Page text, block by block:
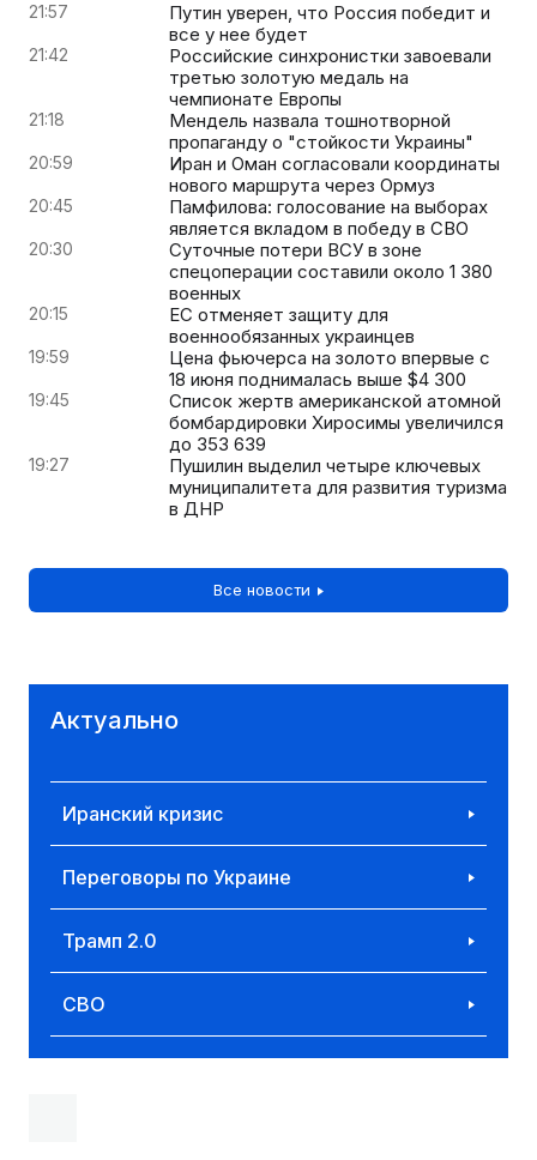
21:57
Путин уверен, что Россия победит и
все у нее будет
21:42
Российские синхронистки завоевали
третью золотую медаль на
чемпионате Европы
21:18
Мендель назвала тошнотворной
пропаганду о "стойкости Украины"
20:59
Иран и Оман согласовали координаты
нового маршрута через Ормуз
20:45
Памфилова: голосование на выборах
является вкладом в победу в СВО
20:30
Суточные потери ВСУ в зоне
спецоперации составили около 1 380
военных
20:15
ЕС отменяет защиту для
военнообязанных украинцев
19:59
Цена фьючерса на золото впервые с
18 июня поднималась выше $4 300
19:45
Список жертв американской атомной
бомбардировки Хиросимы увеличился
до 353 639
19:27
Пушилин выделил четыре ключевых
муниципалитета для развития туризма
в ДНР
Все новости
Актуально
Иранский кризис
Переговоры по Украине
Трамп 2.0
СВО